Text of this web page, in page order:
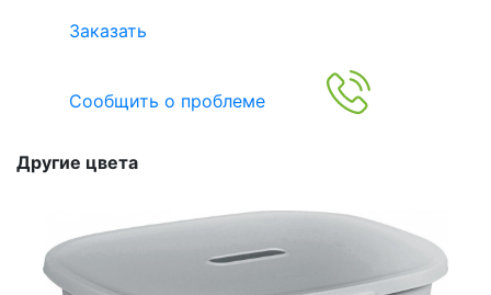
Заказать
Сообщить о проблеме
Другие цвета